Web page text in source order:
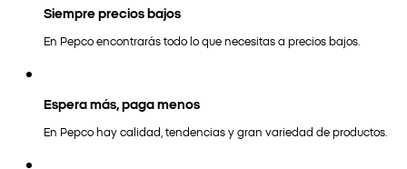
Siempre precios bajos
En Pepco encontrarás todo lo que necesitas a precios bajos.
Espera más, paga menos
En Pepco hay calidad, tendencias y gran variedad de productos.